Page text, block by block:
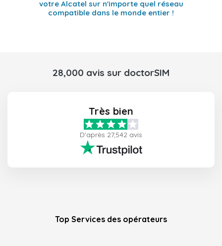
votre Alcatel sur n'importe quel réseau
compatible dans le monde entier !
28,000 avis sur doctorSIM
Très bien
D'après 27,542 avis
Top Services des opérateurs